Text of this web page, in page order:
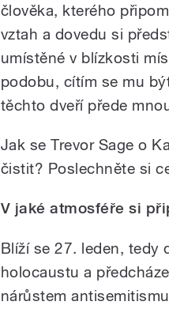
člověka, kterého
vztah a dovedu si
umístěné v blízkosti
podobu, cítím se mu
těchto dveří přede
Jak se Trevor Sage o
čistit? Poslechněte si
V jaké atmosféře si
Blíží se 27. leden, tedy
holocaustu a
nárůstem